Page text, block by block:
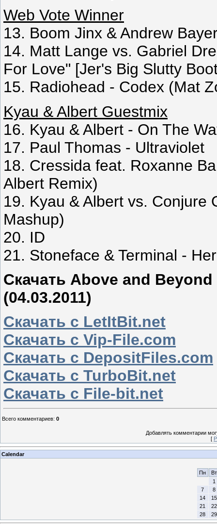
Web Vote Winner
13. Boom Jinx & Andrew
14. Matt Lange vs. Gabriel
For Love" [Jer's Big Slutty
15. Radiohead - Codex (Mat
Kyau & Albert Guestmix
16. Kyau & Albert - On The
17. Paul Thomas - Ultraviolet
18. Cressida feat. Roxanne
Albert Remix)
19. Kyau & Albert vs. Conjure
Mashup)
20. ID
21. Stoneface & Terminal -
Скачать Above and
(04.03.2011)
Скачать с LetItBit.net
Скачать с Vip-File.com
Скачать с DepositFiles.com
Скачать с TurboBit.net
Скачать с File-bit.net
Всего комментариев: 0
Добавлять комментарии
[
Calendar
Пн
Вт
1
7
8
14
15
21
22
28
29